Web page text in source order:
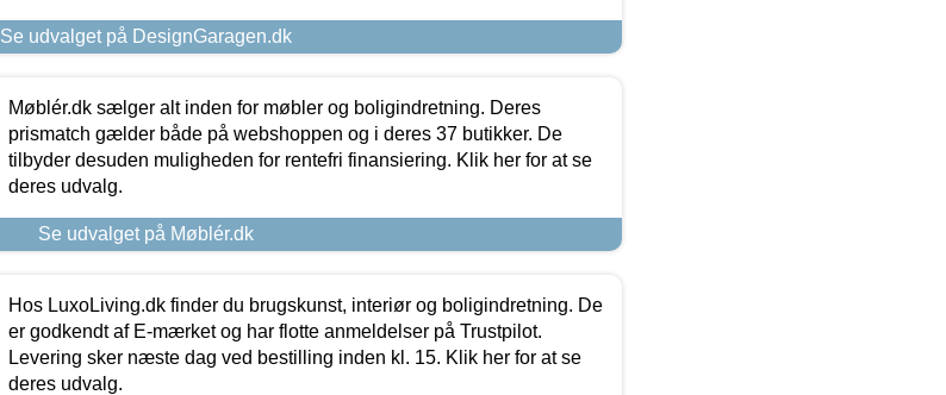
Se udvalget på DesignGaragen.dk
Møblér.dk sælger alt inden for møbler og boligindretning. Deres
prismatch gælder både på webshoppen og i deres 37 butikker. De
tilbyder desuden muligheden for rentefri finansiering. Klik her for at se
deres udvalg.
Se udvalget på Møblér.dk
Hos LuxoLiving.dk finder du brugskunst, interiør og boligindretning. De
er godkendt af E-mærket og har flotte anmeldelser på Trustpilot.
Levering sker næste dag ved bestilling inden kl. 15. Klik her for at se
deres udvalg.